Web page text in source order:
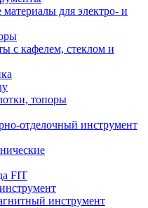
для электро- и
с кафелем, стеклом и
топоры
отделочный инструмент
FIT
инструмент